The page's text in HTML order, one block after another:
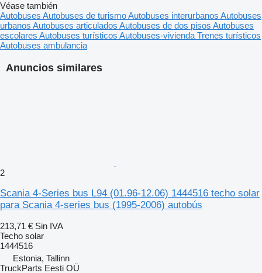
Anuncios similares
2
Scania 4-Series bus L94 (01.96-12.06) 1444516 techo solar
para Scania 4-series bus (1995-2006) autobús
213,71 € Sin IVA
Techo solar
1444516
Estonia, Tallinn
TruckParts Eesti OÜ
Véase también
Autobuses Autobuses de turismoAutobuses interurbanos Autobuses
urbanos Autobuses articulados Autobuses de dos pisos Autobuses
escolares Autobuses turísticos Autobuses-vivienda Trenes turísticos
Autobuses ambulancia